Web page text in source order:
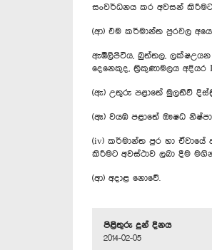
සංවර්ධනය කර අවසන්
(ආ) එම කර්මාන්ත පුරවල
ඇඹිලිපිටිය, බුත්තල, ලක්ෂඋයන
දෙනෙකුද, ත්‍රිකුණාමලය
(ඇ) උතුරු පළාතේ මුලතිව්
(ඈ) වයඹ පළාතේ ඖෂධ
(iv) කර්මාන්ත පුර හා
කිරීමට අවස්ථාව ලබා දීම
(ආ) අදාළ නොවේ.
පිළිතුරු දුන් දිනය
2014-02-05